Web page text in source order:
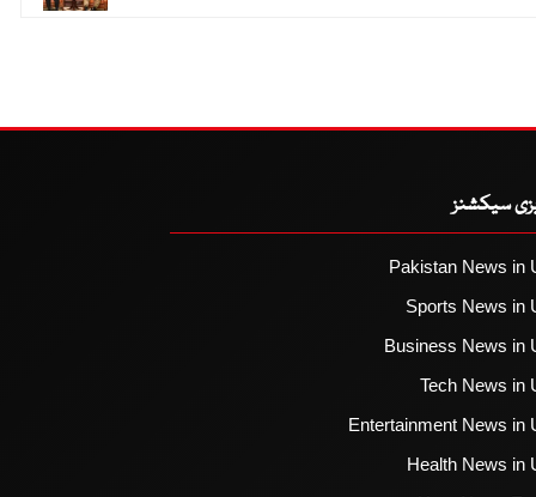
سیکشنز
Pakistan News in
Sports News in
Business News in
Tech News in
Entertainment News in
Health News in